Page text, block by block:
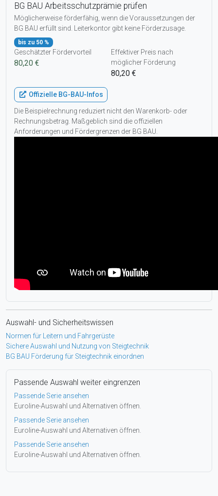
BG BAU Arbeitsschutzprämie prüfen
Möglicherweise förderfähig, wenn die Voraussetzungen der
BG BAU erfüllt sind. Leiterkontor gibt keine Förderzusage.
bis zu 50 %
Geschätzter Fördervorteil
80,20 €
Effektiver Preis nach
möglicher Förderung
80,20 €
Offizielle BG-BAU-Infos
Die Beispielrechnung reduziert nicht den Warenkorb- oder
Rechnungsbetrag. Maßgeblich sind die offiziellen
Anforderungen und Fördergrenzen der BG BAU.
Auswahl- und Sicherheitswissen
Normen für Leitern und Fahrgerüste
Sichere Auswahl und Nutzung von Steigtechnik
BG BAU Förderung für Steigtechnik einordnen
Passende Auswahl weiter eingrenzen
Passende Serie ansehen
Euroline-Auswahl und Alternativen öffnen.
Passende Serie ansehen
Euroline-Auswahl und Alternativen öffnen.
Passende Serie ansehen
Euroline-Auswahl und Alternativen öffnen.